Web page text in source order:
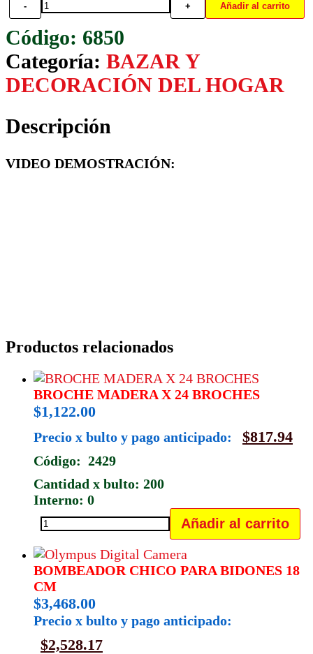
-
VIDRIO
AZUCARERA
C/TAPA
DISPENSER
PLASTICA
+ Añadir al carrito
6850
Categoría: BAZAR Y
DECORACIÓN DEL HOGAR
Descripción
VIDEO DEMOSTRACIÓN:
Productos relacionados
BROCHE MADERA X 24 BROCHES
$1,122.00
Precio x bulto y pago anticipado: $817.94
Código: 2429
Cantidad x bulto: 200
Interno: 0
BROCHE
MADERA
X
24
BROCHES
cantidad
Añadir al carrito
BOMBEADOR CHICO PARA BIDONES 18
CM
$3,468.00
Precio x bulto y pago anticipado:
$2,528.17